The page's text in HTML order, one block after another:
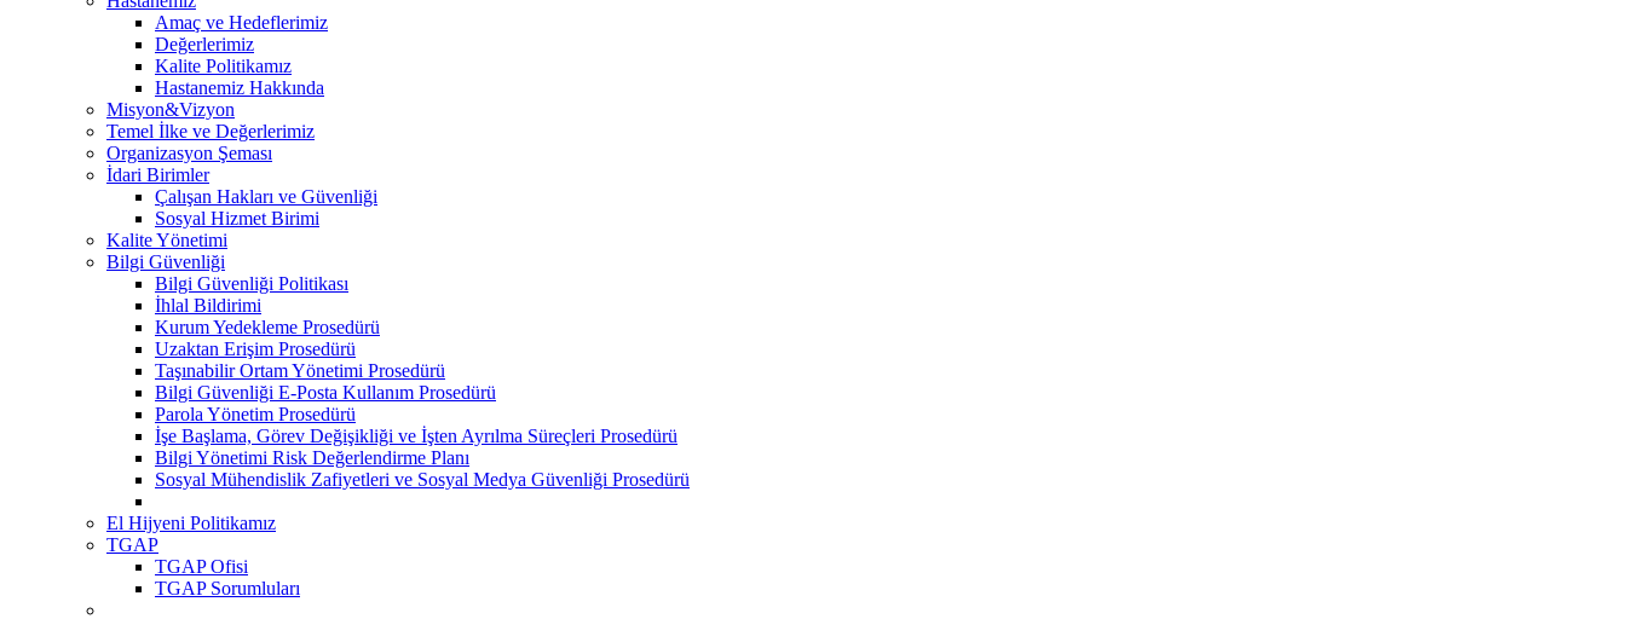
Amaç ve Hedeflerimiz
Değerlerimiz
Kalite Politikamız
Hastanemiz Hakkında
Misyon&Vizyon
Temel İlke ve Değerlerimiz
Organizasyon Şeması
İdari Birimler
Çalışan Hakları ve Güvenliği
Sosyal Hizmet Birimi
Kalite Yönetimi
Bilgi Güvenliği
Bilgi Güvenliği Politikası
İhlal Bildirimi
Kurum Yedekleme Prosedürü
Uzaktan Erişim Prosedürü
Taşınabilir Ortam Yönetimi Prosedürü
Bilgi Güvenliği E-Posta Kullanım Prosedürü
Parola Yönetim Prosedürü
İşe Başlama, Görev Değişikliği ve İşten Ayrılma Süreçleri Prosedürü
Bilgi Yönetimi Risk Değerlendirme Planı
Sosyal Mühendislik Zafiyetleri ve Sosyal Medya Güvenliği Prosedürü
El Hijyeni Politikamız
TGAP
TGAP Ofisi
TGAP Sorumluları